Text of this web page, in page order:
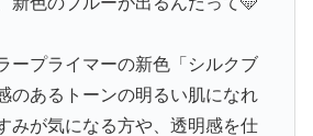
ープライマーの新色「シルクブ
のあるトーンの明るい肌になれ
みが気になる方や、透明感を仕